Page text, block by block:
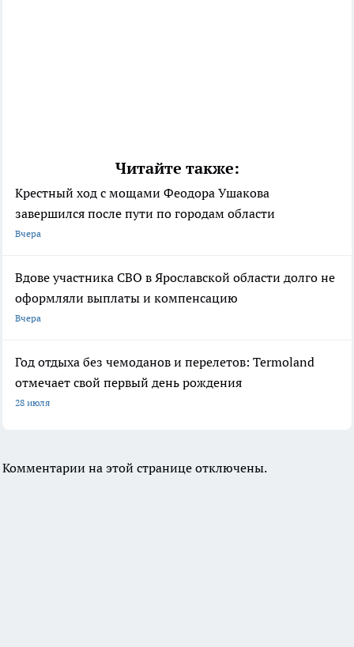
Читайте также:
Крестный ход с мощами Феодора Ушакова
завершился после пути по городам области
Вчера
Вдове участника СВО в Ярославской области долго не
оформляли выплаты и компенсацию
Вчера
Год отдыха без чемоданов и перелетов: Termoland
отмечает свой первый день рождения
28 июля
Комментарии на этой странице отключены.